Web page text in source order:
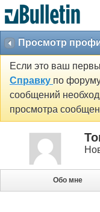
Просмотр
Если это ваш
Справку по
сообщений
просмотра
Обо мне